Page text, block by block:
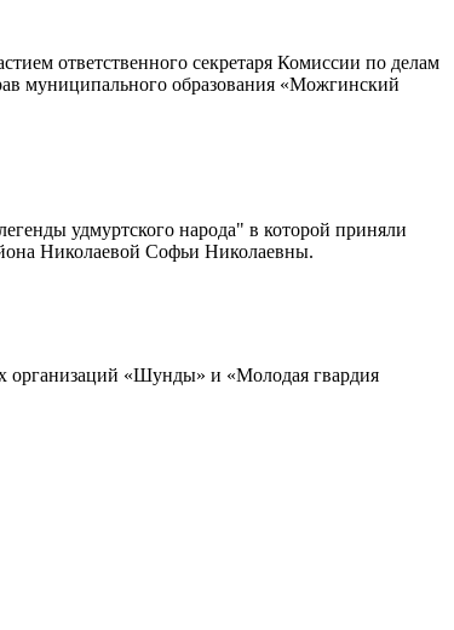
ответственного секретаря Комиссии по делам
муниципального образования «Можгинский
удмуртского народа" в которой приняли
Николаевой Софьи Николаевны.
организаций «Шунды» и «Молодая гвардия